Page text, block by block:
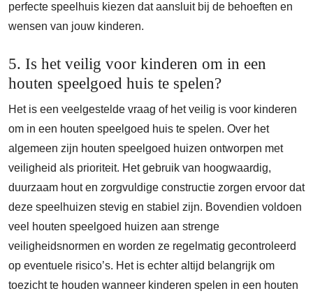
perfecte speelhuis kiezen dat aansluit bij de behoeften en
wensen van jouw kinderen.
5. Is het veilig voor kinderen om in een
houten speelgoed huis te spelen?
Het is een veelgestelde vraag of het veilig is voor kinderen
om in een houten speelgoed huis te spelen. Over het
algemeen zijn houten speelgoed huizen ontworpen met
veiligheid als prioriteit. Het gebruik van hoogwaardig,
duurzaam hout en zorgvuldige constructie zorgen ervoor dat
deze speelhuizen stevig en stabiel zijn. Bovendien voldoen
veel houten speelgoed huizen aan strenge
veiligheidsnormen en worden ze regelmatig gecontroleerd
op eventuele risico’s. Het is echter altijd belangrijk om
toezicht te houden wanneer kinderen spelen in een houten